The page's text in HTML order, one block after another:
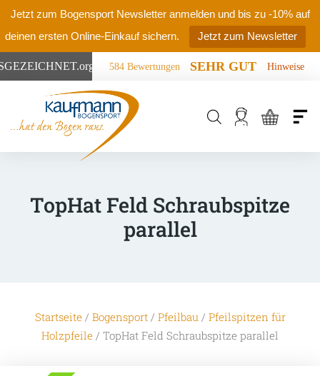
Jetzt zum Bogensport Newsletter anmelden und bis zu -10% auf
deinen ersten Online-Einkauf sichern.
Jetzt zum Newsletter
.org 584 Bewertungen SEHR GUT Hinweise
Products
search
TopHat Feld Schraubspitze
parallel
Startseite / Bogensport/ Pfeilbau/ Pfeilspitzen für
Holzpfeile / TopHat Feld Schraubspitze parallel